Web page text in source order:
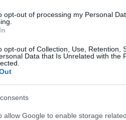
opt-out of processing my Personal
opt-out of Collection, Use, Retention,
Data that Is Unrelated with the
allow Google to enable storage
του Ιταλού φιλοσόφου και
στην επιστημονική της
και αγοραίο.
και Αλληγορίες από την
αίθουσα των περιοδικών Εκθέσεων
εποχών δημιουργίας αλλά μια
Τέχνης: Αρχαιότητα, Βυζάντιο,
σχεδιάζει και αποδίδει μιαν ιδέα και